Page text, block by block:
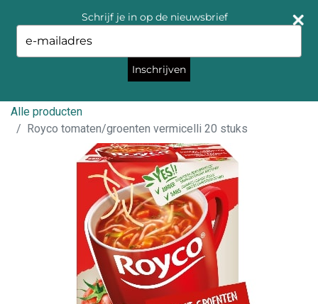
Alle producten
Royco tomaten/groenten vermicelli 20 stuks
Schrijf je in op de nieuwsbrief
your
email
Inschrijven